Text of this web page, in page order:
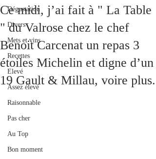
Dégustation
Divers
Mets et vins
Recettes
Elevé
Assez élevé
Raisonnable
Pas cher
Au Top
Bon moment
Ce midi, j’ai fait à " La Table
" du Valrose chez le chef
Benoit Carcenat un repas 3
étoiles Michelin et digne d’un
19 Gault & Millau, voire plus.